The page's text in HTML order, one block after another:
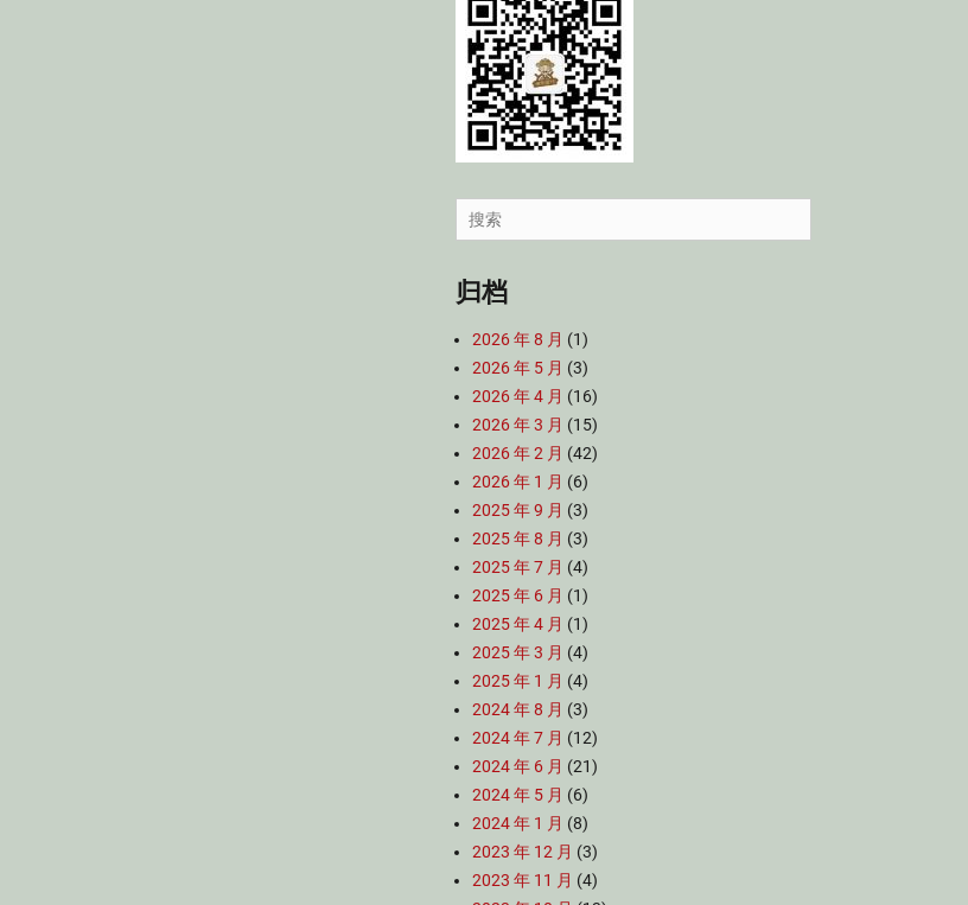
Search
for:
归档
2026 年 8 月 (1)
2026 年 5 月 (3)
2026 年 4 月 (16)
2026 年 3 月 (15)
2026 年 2 月 (42)
2026 年 1 月 (6)
2025 年 9 月 (3)
2025 年 8 月 (3)
2025 年 7 月 (4)
2025 年 6 月 (1)
2025 年 4 月 (1)
2025 年 3 月 (4)
2025 年 1 月 (4)
2024 年 8 月 (3)
2024 年 7 月 (12)
2024 年 6 月 (21)
2024 年 5 月 (6)
2024 年 1 月 (8)
2023 年 12 月 (3)
2023 年 11 月 (4)